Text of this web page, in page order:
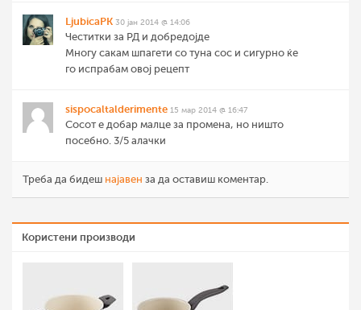
LjubicaPK 30 јан 2014 @ 14:06
Честитки за РД и добредојде
Многу сакам шпагети со туна сос и сигурно ќе
го испрабам овој рецепт
sispocaltalderimente 15 мар 2014 @ 16:47
Сосот е добар малце за промена, но ништо
посебно. 3/5 алачки
Треба да бидеш најавен за да оставиш коментар.
Користени производи